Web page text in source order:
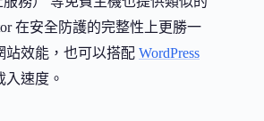
在安全防護的完整性上更勝一
站效能，也可以搭配 WordPress
入速度。